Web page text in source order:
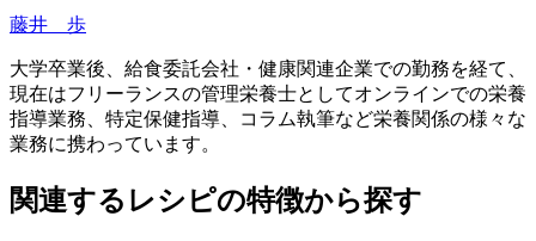
藤井 歩
大学卒業後、給食委託会社・健康関連企業での勤務を経て、
現在はフリーランスの管理栄養士としてオンラインでの栄養
指導業務、特定保健指導、コラム執筆など栄養関係の様々な
業務に携わっています。
関連するレシピの特徴から探す